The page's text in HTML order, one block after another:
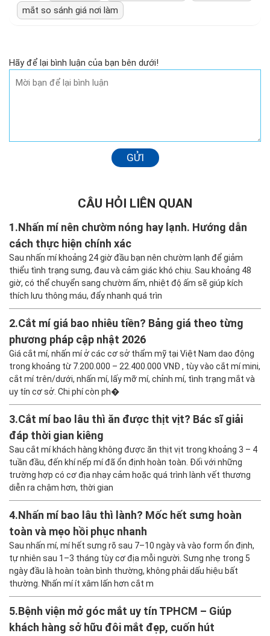
mắt so sánh giá nơi làm
Hãy để lại bình luận của bạn bên dưới!
GỬI
CÂU HỎI LIÊN QUAN
1.Nhấn mí nên chườm nóng hay lạnh. Hướng dẫn
cách thực hiện chính xác
Sau nhấn mí khoảng 24 giờ đầu bạn nên chườm lạnh để giảm
thiểu tình trạng sưng, đau và cảm giác khó chịu. Sau khoảng 48
giờ, có thể chuyển sang chườm ấm, nhiệt độ ấm sẽ giúp kích
thích lưu thông máu, đẩy nhanh quá trìn
2.Cắt mí giá bao nhiêu tiền? Bảng giá theo từng
phương pháp cập nhật 2026
Giá cắt mí, nhấn mí ở các cơ sở thẩm mỹ tại Việt Nam dao động
trong khoảng từ 7.200.000 – 22.400.000 VNĐ , tùy vào cắt mí mini,
cắt mí trên/dưới, nhấn mí, lấy mỡ mí, chỉnh mí, tình trạng mắt và
uy tín cơ sở. Chi phí còn ph�
3.Cắt mí bao lâu thì ăn được thịt vịt? Bác sĩ giải
đáp thời gian kiêng
Sau cắt mí khách hàng không được ăn thịt vịt trong khoảng 3 – 4
tuần đầu, đến khí nếp mí đã ổn định hoàn toàn. Đối với những
trường hợp có cơ địa nhạy cảm hoặc quá trình lành vết thương
diễn ra chậm hơn, thời gian
4.Nhấn mí bao lâu thì lành? Mốc hết sưng hoàn
toàn và mẹo hồi phục nhanh
Sau nhấn mí, mí hết sưng rõ sau 7–10 ngày và vào form ổn định,
tự nhiên sau 1–3 tháng tùy cơ địa mỗi người. Sưng nhẹ trong 5
ngày đầu là hoàn toàn bình thường, không phải dấu hiệu bất
thường. Nhấn mí ít xâm lấn hơn cắt m
5.Bệnh viện mở góc mắt uy tín TPHCM – Giúp
khách hàng sở hữu đôi mắt đẹp, cuốn hút